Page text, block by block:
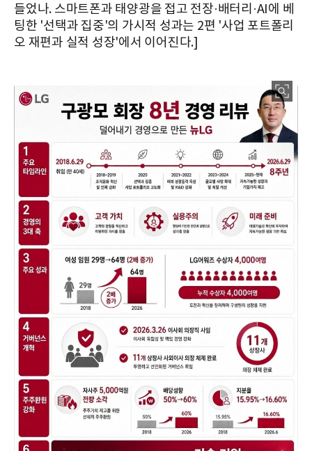
들었나. 스마트폰과 태양광을 접고 전장·배터리·AI에 베
팅한 '선택과 집중'의 가시적 성과는 2편 '사업 포트폴리
오 재편과 실적 성장'에서 이어진다.]